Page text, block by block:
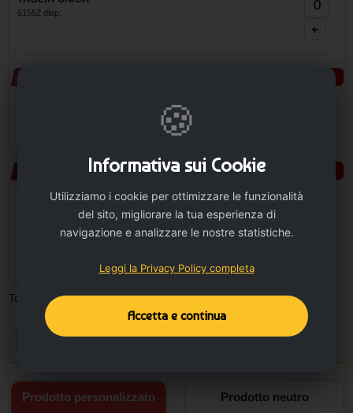
61552 disp.
+
Seleziona taglie
Rosso intermedio Seleziona taglie
TAGLIA UNICA
38004 disp.
Totale pezzi:0 Minimo ordinabile: 10
Prodotto personalizzato Prodotto neutro
🍪
Informativa sui Cookie
Utilizziamo i cookie per ottimizzare le funzionalità
del sito, migliorare la tua esperienza di
navigazione e analizzare le nostre statistiche.
Leggi la Privacy Policy completa
Accetta e continua